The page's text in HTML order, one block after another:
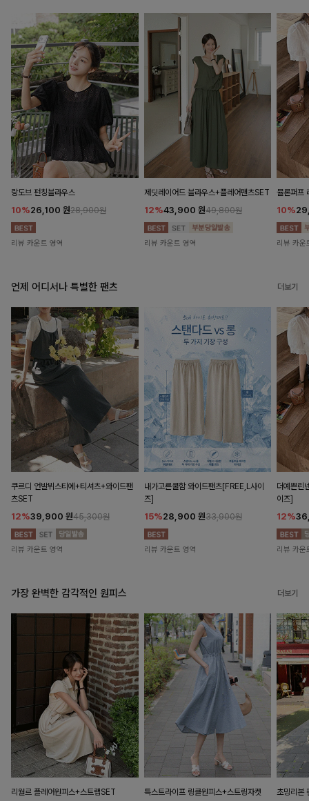
랑도브 펀칭블라우스
10%26,100 원28,900원
리뷰 카운트 영역
제딧레이어드 블라우스+플레어팬츠SET
12%43,900 원49,800원
리뷰 카운트 영역
뮬론퍼프
10%
리뷰 카운
언제 어디서나 특별한 팬츠 더보기
쿠르디 언발뷔스티에+티셔츠+와이드팬
츠SET
12%39,900 원45,300원
리뷰 카운트 영역
내가고른쿨함 와이드팬츠[FREE,L사이
즈]
15%28,900 원33,900원
리뷰 카운트 영역
더예쁜린
이즈]
12%
리뷰 카운
가장 완벽한 감각적인 원피스 더보기
리월르 플레어원피스+스트랩SET
특스트라이프 링클원피스+스트링자켓
초밍리본